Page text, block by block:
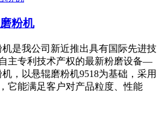
粉机
是我公司新近推出具有国际先进技
主专利技术产权的最新粉磨设备—
，以悬辊磨粉机9518为基础，采用
它能满足客户对产品粒度、性能